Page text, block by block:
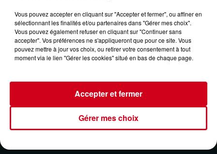
VOTRE INFO DE PROXIMITÉ PODCASTS ET REPLAY
RDC CONTACT
Politique de Confidentialité Politique Cookies
Vous pouvez accepter en cliquant sur "Accepter et fermer", ou affiner en
sélectionnant les finalités et/ou partenaires dans "Gérer mes choix".
Vous pouvez également refuser en cliquant sur "Continuer sans
accepter". Vos préférences ne s'appliqueront que pour ce site. Vous
pouvez mettre à jour vos choix, ou retirer votre consentement à tout
moment via le lien "Gérer les cookies" situé en bas de chaque page.
Gérer mes choix
Accepter et fermer